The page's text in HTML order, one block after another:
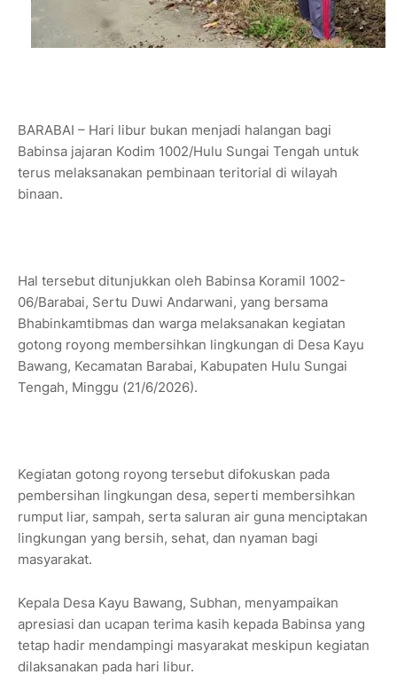
BARABAI – Hari libur bukan menjadi halangan bagi
Babinsa jajaran Kodim 1002/Hulu Sungai Tengah untuk
terus melaksanakan pembinaan teritorial di wilayah
binaan.
Hal tersebut ditunjukkan oleh Babinsa Koramil 1002-
06/Barabai, Sertu Duwi Andarwani, yang bersama
Bhabinkamtibmas dan warga melaksanakan kegiatan
gotong royong membersihkan lingkungan di Desa Kayu
Bawang, Kecamatan Barabai, Kabupaten Hulu Sungai
Tengah, Minggu (21/6/2026).
Kegiatan gotong royong tersebut difokuskan pada
pembersihan lingkungan desa, seperti membersihkan
rumput liar, sampah, serta saluran air guna menciptakan
lingkungan yang bersih, sehat, dan nyaman bagi
masyarakat.
Kepala Desa Kayu Bawang, Subhan, menyampaikan
apresiasi dan ucapan terima kasih kepada Babinsa yang
tetap hadir mendampingi masyarakat meskipun kegiatan
dilaksanakan pada hari libur.